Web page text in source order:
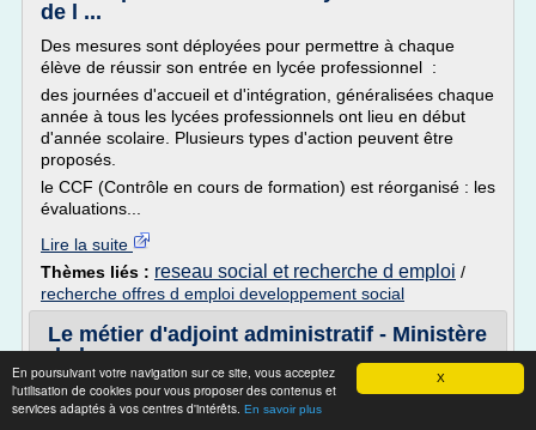
X
En poursuivant votre navigation sur ce site, vous acceptez
l'utilisation de cookies pour vous proposer des contenus et
services adaptés à vos centres d'intérêts. En savoir plus
de l ...
Des mesures sont déployées pour permettre à chaque
élève de réussir son entrée en lycée professionnel :
des journées d'accueil et d'intégration, généralisées chaque
année à tous les lycées professionnels ont lieu en début
d'année scolaire. Plusieurs types d'action peuvent être
proposés.
le CCF (Contrôle en cours de formation) est réorganisé : les
évaluations...
Lire la suite
Thèmes liés : reseau social et recherche d emploi /
recherche offres d emploi developpement social
Le métier d'adjoint administratif - Ministère
de l ...
Les missions de l'adjoint administratif
Les adjoints administratifs sont chargés de fonctions